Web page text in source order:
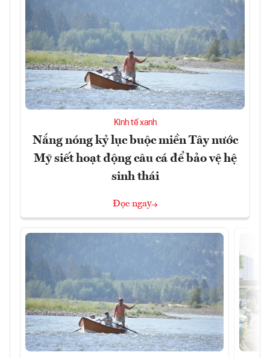
Kinh tế xanh
Nắng nóng kỷ lục buộc miền Tây nước
Mỹ siết hoạt động câu cá để bảo vệ hệ
sinh thái
Đọc ngay